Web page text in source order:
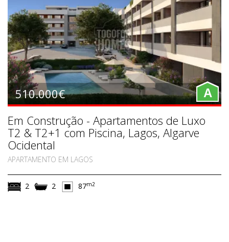
510.000€ A
Em Construção - Apartamentos de Luxo
T2 & T2+1 com Piscina, Lagos, Algarve
Ocidental
APARTAMENTO EM LAGOS
2 2 87m2